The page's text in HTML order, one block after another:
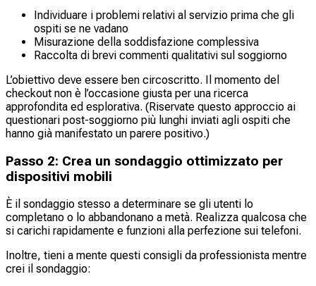
Individuare i problemi relativi al servizio prima che gli
ospiti se ne vadano
Misurazione della soddisfazione complessiva
Raccolta di brevi commenti qualitativi sul soggiorno
L’obiettivo deve essere ben circoscritto. Il momento del
checkout non è l’occasione giusta per una ricerca
approfondita ed esplorativa. (Riservate questo approccio ai
questionari post-soggiorno più lunghi inviati agli ospiti che
hanno già manifestato un parere positivo.)
Passo 2: Crea un sondaggio ottimizzato per
dispositivi mobili
È il sondaggio stesso a determinare se gli utenti lo
completano o lo abbandonano a metà. Realizza qualcosa che
si carichi rapidamente e funzioni alla perfezione sui telefoni.
Inoltre, tieni a mente questi consigli da professionista mentre
crei il sondaggio: